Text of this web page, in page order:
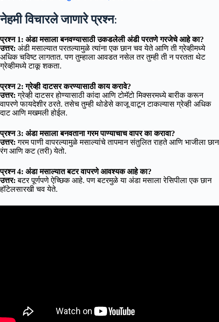
नेहमी विचारले जाणारे प्रश्न:
प्रश्न 1: अंडा मसाला बनवण्यासाठी उकडलेली अंडी परतणे गरजेचे आहे का?
उत्तर: अंडी मसाल्यात परतल्यामुळे त्यांना एक छान चव येते आणि ती ग्रेव्हीमध्ये
अधिक चविष्ट लागतात. पण तुम्हाला आवडत नसेल तर तुम्ही ती न परतता थेट
ग्रेव्हीमध्ये टाकू शकता.
प्रश्न 2: ग्रेव्ही दाटसर करण्यासाठी काय करावे?
उत्तर: ग्रेव्ही दाटसर होण्यासाठी कांदा आणि टोमॅटो मिक्सरमध्ये बारीक करून
वापरणे फायदेशीर ठरते. तसेच तुम्ही थोडेसे काजू वाटून टाकल्यास ग्रेव्ही अधिक
दाट आणि मखमली होईल.
प्रश्न 3: अंडा मसाला बनवताना गरम पाण्याचाच वापर का करावा?
उत्तर: गरम पाणी वापरल्यामुळे मसाल्यांचे तापमान संतुलित राहते आणि भाजीला छान
रंग आणि कट (तरी) येतो.
प्रश्न 4: अंडा मसाल्यात बटर वापरणे आवश्यक आहे का?
उत्तर: बटर पूर्णपणे ऐच्छिक आहे. पण बटरमुळे या अंडा मसाला रेसिपीला एक छान
हॉटेलसारखी चव येते.